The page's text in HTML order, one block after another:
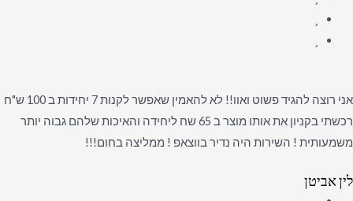
אני רוצה להגיד פשוט ואוו!! לא להאמין שאפשר לקנות 7 יחידות ב 100 ש"ח
רכשתי בקניון את אותו מוצר ב 65 שח ליחידה והאיכות שלהם גבוה יותר
משמעותית ! השירות היה נדיר בווצאפ ! ממליצה בחום!!!
לין אביטן